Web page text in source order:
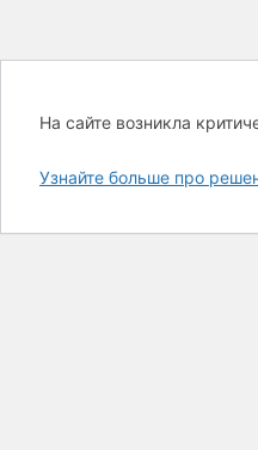
На сайте возникла
Узнайте больше про